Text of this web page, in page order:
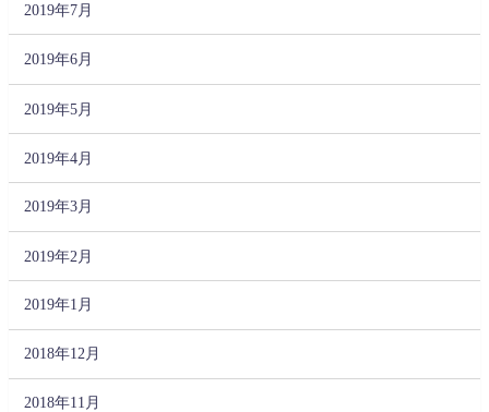
2019年7月
2019年6月
2019年5月
2019年4月
2019年3月
2019年2月
2019年1月
2018年12月
2018年11月